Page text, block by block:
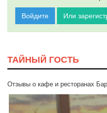
Войдите Или
ТАЙНЫЙ ГОСТЬ
Отзывы о кафе и ресторанах